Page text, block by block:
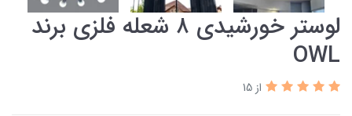
لوستر خورشیدی ۸ شعله فلزی برند
OWL
از 15